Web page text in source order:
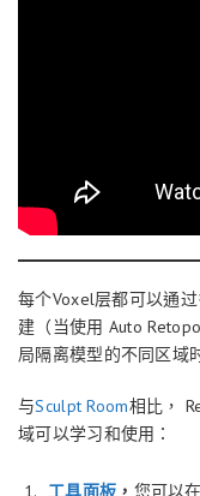
每个Voxel层都可以通过
建（当使用 Auto
局隔离模型的不同区域
与Sculpt Room相比，
域可以学习和使用：
工具面板 ， 您可以